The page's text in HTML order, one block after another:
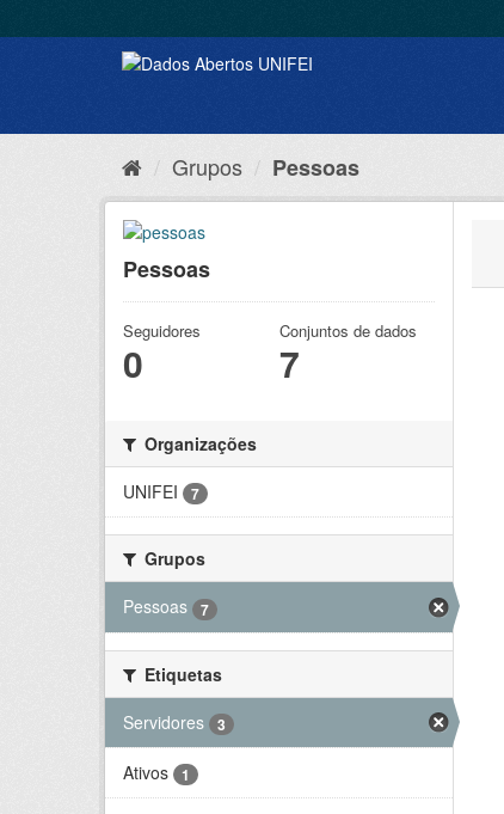
Grupos Pessoas
Pessoas
Seguidores
0
Conjuntos de dados
7
Organizações
UNIFEI
7
Grupos
Pessoas
7
Etiquetas
Servidores
3
Ativos 1